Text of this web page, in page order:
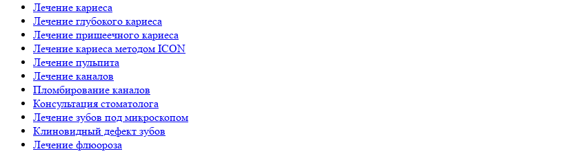
Лечение кариеса
Лечение глубокого кариеса
Лечение пришеечного кариеса
Лечение кариеса методом ICON
Лечение пульпита
Лечение каналов
Пломбирование каналов
Консультация стоматолога
Лечение зубов под микроскопом
Клиновидный дефект зубов
Лечение флюороза